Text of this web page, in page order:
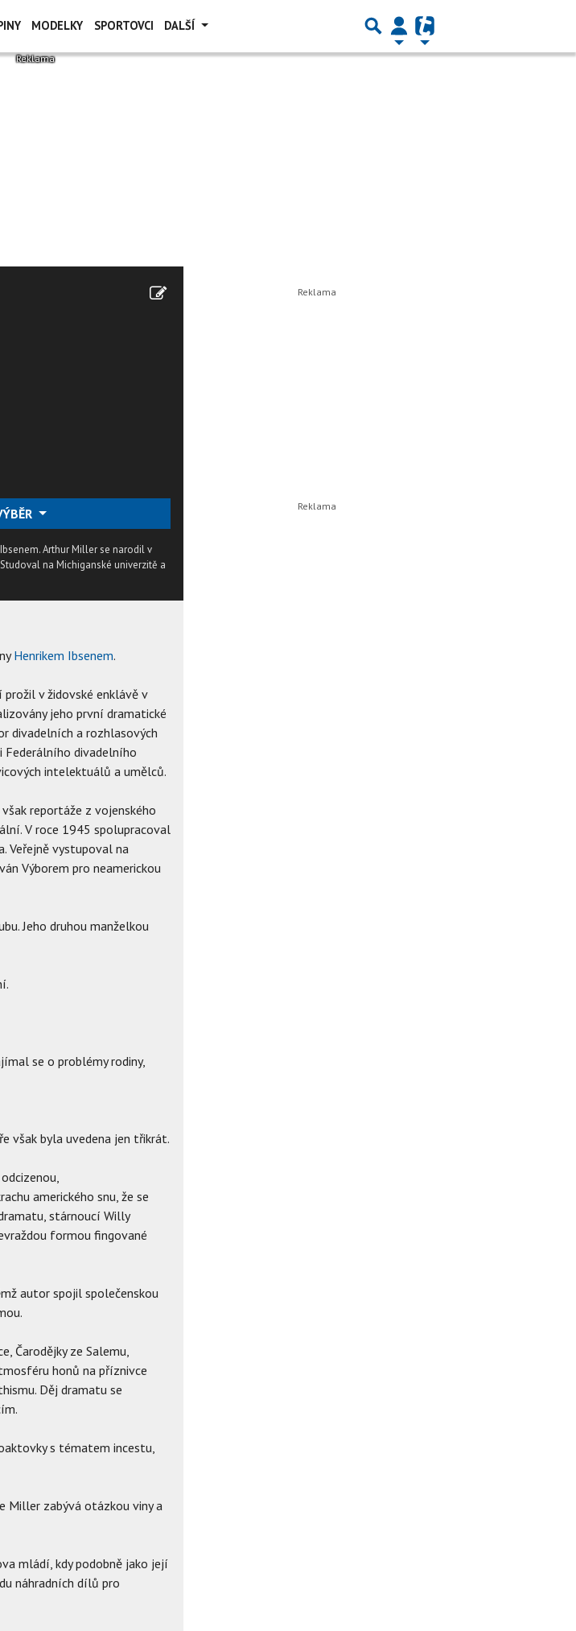
MODELKY SPORTOVCI DALŠÍ
Arthur Miller se narodil v
na Michiganské univerzitě a
Henrikem Ibsenem.
v židovské enklávě v
jeho první dramatické
divadelních a rozhlasových
Federálního divadelního
intelektuálů a umělců.
reportáže z vojenského
V roce 1945 spolupracoval
Veřejně vystupoval na
Výborem pro neamerickou
Jeho druhou manželkou
se o problémy rodiny,
však byla uvedena jen třikrát.
amerického snu, že se
stárnoucí Willy
formou fingované
autor spojil společenskou
Čarodějky ze Salemu,
honů na příznivce
Děj dramatu se
s tématem incestu,
Miller zabývá otázkou viny a
mládí, kdy podobně jako její
náhradních dílů pro